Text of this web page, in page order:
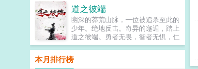
妹顶替她嫁人，母亲嫁妆被夺沐惜月
为原身报仇，靠医术发家致富的同
时，嫁了个猎户汉子，对她宠溺无度
小生活美滋滋，岂料猎户不仅是战场
归来的小将军，更是...
道之彼端
幽深的莽荒山脉，一位被追杀至此的
少年。绝地反击。奇异的邂逅，踏上
道之彼端。勇者无畏，智者无惧，仁
者无敌。...
本月排行榜